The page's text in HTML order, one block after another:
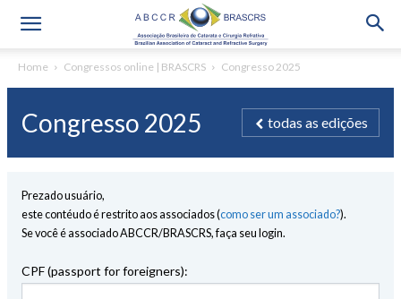
Home Congressos online | BRASCRS Congresso 2025
Congresso 2025 todas as edições
Prezado usuário,
este contéudo é restrito aos associados (como ser um associado?).
Se você é associado ABCCR/BRASCRS, faça seu login.
CPF (passport for foreigners):